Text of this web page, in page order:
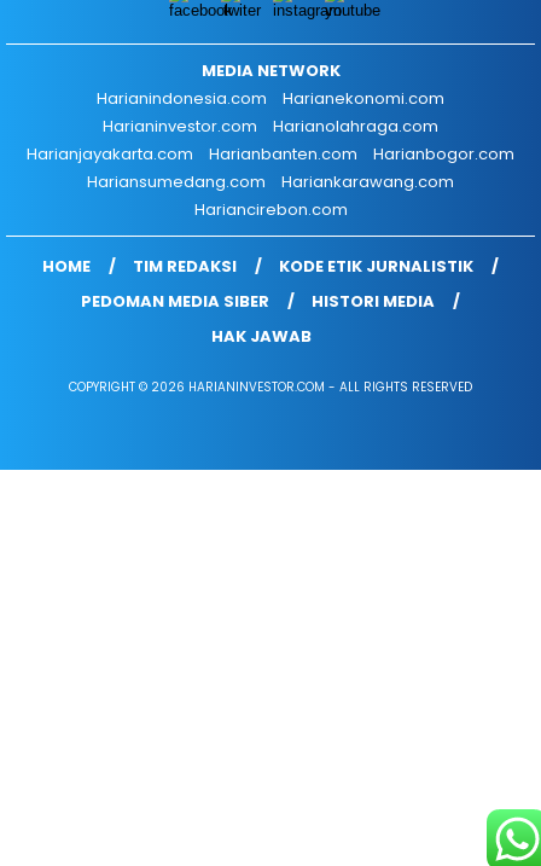
MEDIA NETWORK
Harianindonesia.com
Harianekonomi.com
Harianinvestor.com
Harianolahraga.com
Harianjayakarta.com
Harianbanten.com
Harianbogor.com
Hariansumedang.com
Hariankarawang.com
Hariancirebon.com
HOME TIM REDAKSI
KODE ETIK JURNALISTIK
PEDOMAN MEDIA SIBER
HISTORI MEDIA
HAK JAWAB
COPYRIGHT © 2026 HARIANINVESTOR.COM - ALL RIGHTS RESERVED